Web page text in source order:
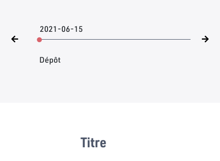
2021-06-15
Dépôt
Titre